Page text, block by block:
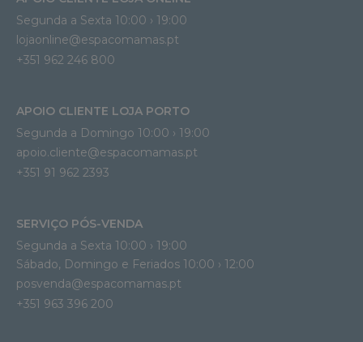
Segunda a Sexta 10:00 › 19:00
lojaonline@espacomamas.pt
+351 962 246 800
APOIO CLIENTE LOJA PORTO
Segunda a Domingo 10:00 › 19:00
apoio.cliente@espacomamas.pt
+351 91 962 2393
SERVIÇO PÓS-VENDA
Segunda a Sexta 10:00 › 19:00
Sábado, Domingo e Feriados 10:00 › 12:00
posvenda@espacomamas.pt
+351 963 396 200